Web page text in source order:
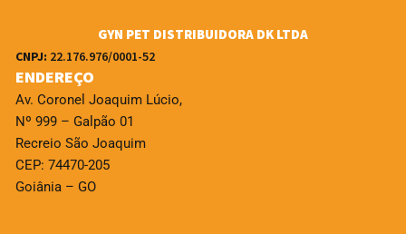
GYN PET DISTRIBUIDORA DK LTDA
CNPJ: 22.176.976/0001-52
ENDEREÇO
Av. Coronel Joaquim Lúcio,
Nº 999 – Galpão 01
Recreio São Joaquim
CEP: 74470-205
Goiânia – GO